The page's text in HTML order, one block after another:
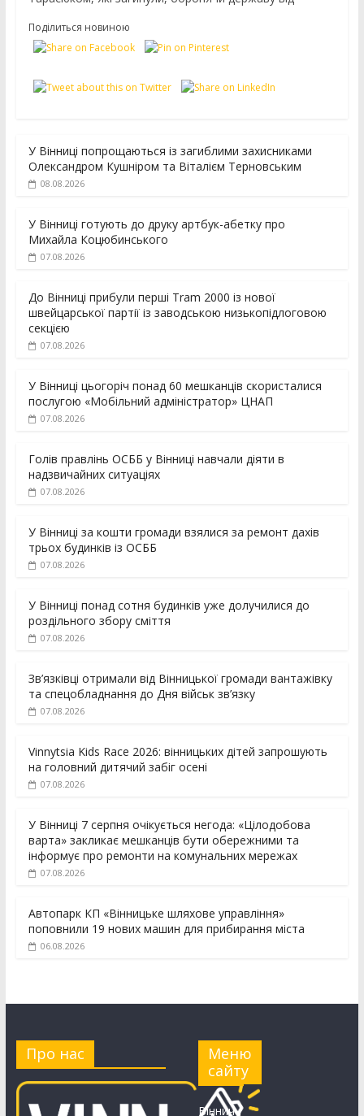
Поділиться новиною
У Вінниці попрощаються із загиблими захисниками
Олександром Кушніром та Віталієм Терновським
08.08.2026
У Вінниці готують до друку артбук-абетку про
Михайла Коцюбинського
07.08.2026
До Вінниці прибули перші Tram 2000 із нової
швейцарської партії із заводською низькопідлоговою
секцією
07.08.2026
У Вінниці цьогоріч понад 60 мешканців скористалися
послугою «Мобільний адміністратор» ЦНАП
07.08.2026
Голів правлінь ОСББ у Вінниці навчали діяти в
надзвичайних ситуаціях
07.08.2026
У Вінниці за кошти громади взялися за ремонт дахів
трьох будинків із ОСББ
07.08.2026
У Вінниці понад сотня будинків уже долучилися до
роздільного збору сміття
07.08.2026
Зв’язківці отримали від Вінницької громади вантажівку
та спецобладнання до Дня військ зв’язку
07.08.2026
Vinnytsia Kids Race 2026: вінницьких дітей запрошують
на головний дитячий забіг осені
07.08.2026
У Вінниці 7 серпня очікується негода: «Цілодобова
варта» закликає мешканців бути обережними та
інформує про ремонти на комунальних мережах
07.08.2026
Автопарк КП «Вінницьке шляхове управління»
поповнили 19 нових машин для прибирання міста
06.08.2026
Про нас
Меню
сайту
Вінничч